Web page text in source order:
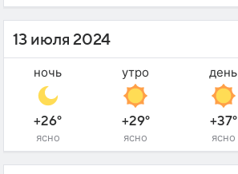
13 июля 2024
ночь
+26°
ясно
утро
+29°
ясно
день
+37°
ясно